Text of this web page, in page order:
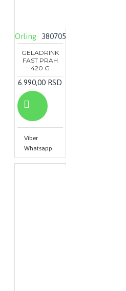
Orling 380705
GELADRINK
FAST PRAH
420 G
6.990,00 RSD
Viber
Whatsapp